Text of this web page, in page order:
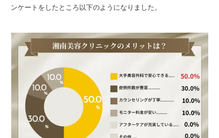
ンケートをしたところ以下のようになりました。